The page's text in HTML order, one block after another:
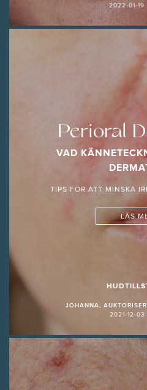
2022-01-19
Perioral
VAD
TIPS FÖR ATT MINSKA
LÄS
JOHANNA,
2021-12-03